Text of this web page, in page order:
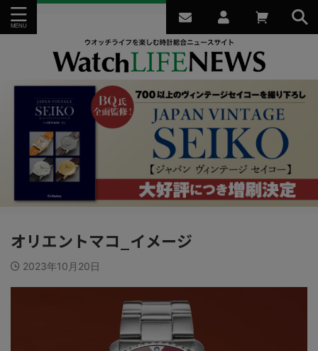
オリエントマコ_イメージ
2023年10月20日